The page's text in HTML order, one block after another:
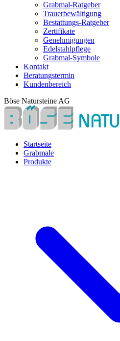
Grabmal-Ratgeber
Trauerbewältigung
Bestattungs-Ratgeber
Zertifikate
Genehmigungen
Edelstahlpflege
Grabmal-Symbole
Kontakt
Beratungstermin
Kundenbereich
Böse Natursteine AG
Startseite
Grabmale
Produkte